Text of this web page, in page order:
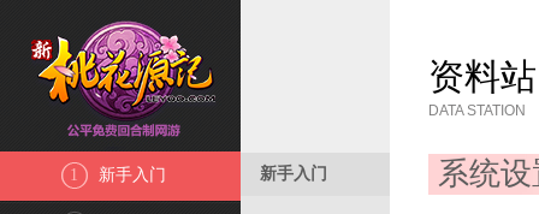
新手入门
1 新手入门
资料站
DATA STATION
系统设